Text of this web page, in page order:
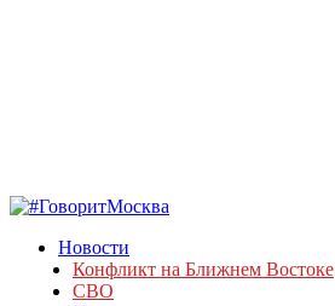
Новости
Конфликт на Ближнем Востоке
СВО